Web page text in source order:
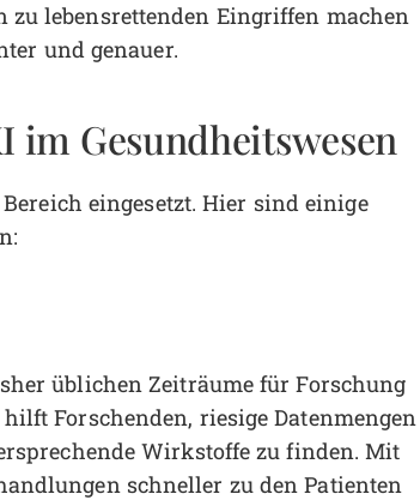
lebensrettenden Eingriffen machen
und genauer.
im Gesundheitswesen
eingesetzt. Hier sind einige
üblichen Zeiträume für Forschung
Forschenden, riesige Datenmengen
Wirkstoffe zu finden. Mit
schneller zu den Patienten